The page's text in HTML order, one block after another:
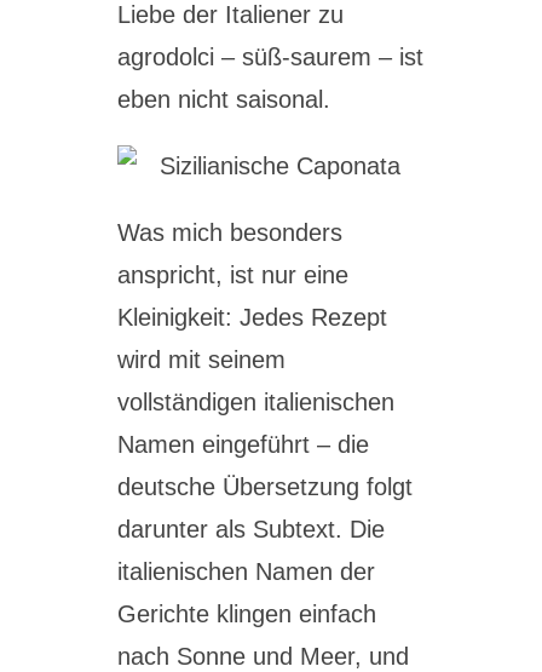
Liebe der Italiener zu
agrodolci – süß-saurem – ist
eben nicht saisonal.
Was mich besonders
anspricht, ist nur eine
Kleinigkeit: Jedes Rezept
wird mit seinem
vollständigen italienischen
Namen eingeführt – die
deutsche Übersetzung folgt
darunter als Subtext. Die
italienischen Namen der
Gerichte klingen einfach
nach Sonne und Meer, und